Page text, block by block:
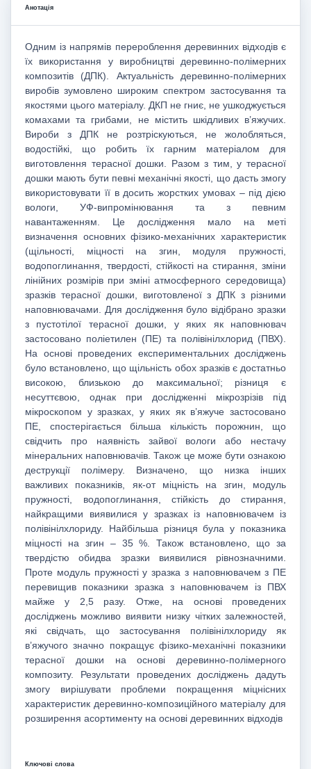
Анотація
Одним із напрямів перероблення деревинних відходів є
їх використання у виробництві деревинно-полімерних
композитів (ДПК). Актуальність деревинно-полімерних
виробів зумовлено широким спектром застосування та
якостями цього матеріалу. ДКП не гниє, не ушкоджується
комахами та грибами, не містить шкідливих в’яжучих.
Вироби з ДПК не розтріскуються, не жолобляться,
водостійкі, що робить їх гарним матеріалом для
виготовлення терасної дошки. Разом з тим, у терасної
дошки мають бути певні механічні якості, що дасть змогу
використовувати її в досить жорстких умовах – під дією
вологи, УФ-випромінювання та з певним
навантаженням. Це дослідження мало на меті
визначення основних фізико-механічних характеристик
(щільності, міцності на згин, модуля пружності,
водопоглинання, твердості, стійкості на стирання, зміни
лінійних розмірів при зміні атмосферного середовища)
зразків терасної дошки, виготовленої з ДПК з різними
наповнювачами. Для дослідження було відібрано зразки
з пустотілої терасної дошки, у яких як наповнювач
застосовано поліетилен (ПЕ) та полівінілхлорид (ПВХ).
На основі проведених експериментальних досліджень
було встановлено, що щільність обох зразків є достатньо
високою, близькою до максимальної; різниця є
несуттєвою, однак при дослідженні мікрозрізів під
мікроскопом у зразках, у яких як в’яжуче застосовано
ПЕ, спостерігається більша кількість порожнин, що
свідчить про наявність зайвої вологи або нестачу
мінеральних наповнювачів. Також це може бути ознакою
деструкції полімеру. Визначено, що низка інших
важливих показників, як-от міцність на згин, модуль
пружності, водопоглинання, стійкість до стирання,
найкращими виявилися у зразках із наповнювачем із
полівінілхлориду. Найбільша різниця була у показника
міцності на згин – 35 %. Також встановлено, що за
твердістю обидва зразки виявилися рівнозначними.
Проте модуль пружності у зразка з наповнювачем з ПЕ
перевищив показники зразка з наповнювачем із ПВХ
майже у 2,5 разу. Отже, на основі проведених
досліджень можливо виявити низку чітких залежностей,
які свідчать, що застосування полівінілхлориду як
в’яжучого значно покращує фізико-механічні показники
терасної дошки на основі деревинно-полімерного
композиту. Результати проведених досліджень дадуть
змогу вирішувати проблеми покращення міцнісних
характеристик деревинно-композиційного матеріалу для
розширення асортименту на основі деревинних відходів
Ключові слова